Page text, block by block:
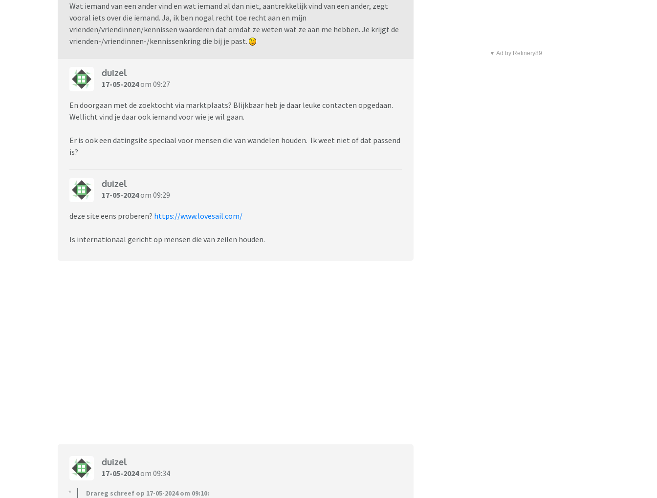
Wat iemand van een ander vind en wat iemand al dan niet, aantrekkelijk vind van een ander, zegt
vooral iets over die iemand. Ja, ik ben nogal recht toe recht aan en mijn
vrienden/vriendinnen/kennissen waarderen dat omdat ze weten wat ze aan me hebben. Je krijgt de
vrienden-/vriendinnen-/kennissenkring die bij je past.
duizel
17-05-2024om 09:27
En doorgaan met de zoektocht via marktplaats? Blijkbaar heb je daar leuke contacten opgedaan.
Wellicht vind je daar ook iemand voor wie je wil gaan.
Er is ook een datingsite speciaal voor mensen die van wandelen houden. Ik weet niet of dat passend
is?
duizel
17-05-2024om 09:29
deze site eens proberen? https://www.lovesail.com/
Is internationaal gericht op mensen die van zeilen houden.
duizel
17-05-2024om 09:34
Drareg schreef op 17-05-2024 om 09:10:
▼ Ad by Refinery89